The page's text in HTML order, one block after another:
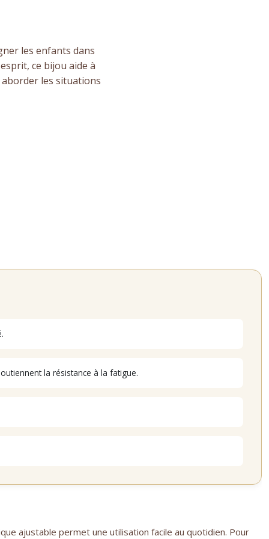
les enfants dans
ce bijou aide à
les situations
la résistance à la fatigue.
ajustable permet une utilisation facile au quotidien. Pour